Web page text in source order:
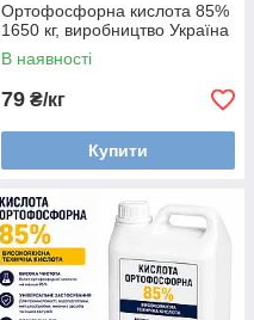
Ортофосфорна кислота 85%
1650 кг, виробництво Україна
В наявності
79 ₴/кг
Купити